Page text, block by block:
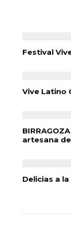
Festival
Vive Latino
artesana
Delicias a